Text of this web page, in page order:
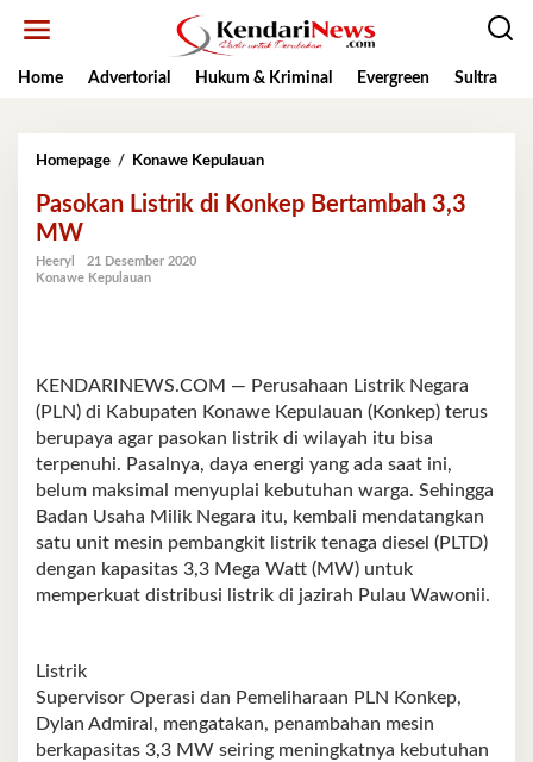
Home
Advertorial Hukum & Kriminal Evergreen Sultra
Homepage / Konawe KepulauanPasokan
di
Pasokan Listrik di Konkep Bertambah 3,3
MW
Heeryl
21 Desember 2020
Konawe Kepulauan
KENDARINEWS.COM — Perusahaan Listrik Negara
(PLN) di Kabupaten Konawe Kepulauan (Konkep) terus
berupaya agar pasokan listrik di wilayah itu bisa
terpenuhi. Pasalnya, daya energi yang ada saat ini,
belum maksimal menyuplai kebutuhan warga. Sehingga
Badan Usaha Milik Negara itu, kembali mendatangkan
satu unit mesin pembangkit listrik tenaga diesel (PLTD)
dengan kapasitas 3,3 Mega Watt (MW) untuk
memperkuat distribusi listrik di jazirah Pulau Wawonii.
Listrik
Supervisor Operasi dan Pemeliharaan PLN Konkep,
Dylan Admiral, mengatakan, penambahan mesin
berkapasitas 3,3 MW seiring meningkatnya kebutuhan